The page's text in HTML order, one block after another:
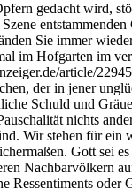
gedacht wird,
Sie immer
im Hofgarten im
article/
der in jener
Schuld und
nichts
Wir stehen für ein
Gott sei
Nachbarvölkern
Ressentiments oder